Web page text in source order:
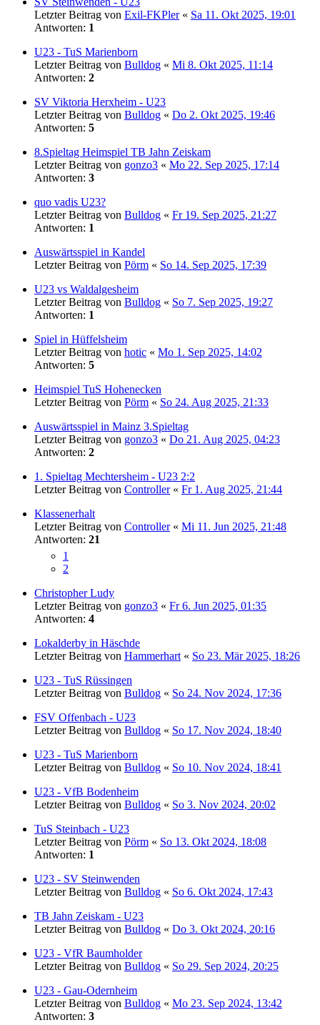
Letzter Beitrag von Exil-FKPler« Sa 11. Okt 2025, 19:01
Antworten: 1
U23 - TuS Marienborn
Letzter Beitrag von Bulldog « Mi 8. Okt 2025, 11:14
Antworten: 2
SV Viktoria Herxheim - U23
Letzter Beitrag von Bulldog « Do 2. Okt 2025, 19:46
Antworten: 5
8.Spieltag Heimspiel TB Jahn Zeiskam
Letzter Beitrag von gonzo3 « Mo 22. Sep 2025, 17:14
Antworten: 3
quo vadis U23?
Letzter Beitrag von Bulldog « Fr 19. Sep 2025, 21:27
Antworten: 1
Auswärtsspiel in Kandel
Letzter Beitrag von Pörm « So 14. Sep 2025, 17:39
U23 vs Waldalgesheim
Letzter Beitrag von Bulldog « So 7. Sep 2025, 19:27
Antworten: 1
Spiel in Hüffelsheim
Letzter Beitrag von hotic « Mo 1. Sep 2025, 14:02
Antworten: 5
Heimspiel TuS Hohenecken
Letzter Beitrag von Pörm « So 24. Aug 2025, 21:33
Auswärtsspiel in Mainz 3.Spieltag
Letzter Beitrag von gonzo3 « Do 21. Aug 2025, 04:23
Antworten: 2
1. Spieltag Mechtersheim - U23 2:2
Letzter Beitrag von Controller« Fr 1. Aug 2025, 21:44
Klassenerhalt
Letzter Beitrag von Controller« Mi 11. Jun 2025, 21:48
Antworten: 21
1
2
Christopher Ludy
Letzter Beitrag von gonzo3 « Fr 6. Jun 2025, 01:35
Antworten: 4
Lokalderby in Häschde
Letzter Beitrag von Hammerhart « So 23. Mär 2025, 18:26
U23 - TuS Rüssingen
Letzter Beitrag von Bulldog « So 24. Nov 2024, 17:36
FSV Offenbach - U23
Letzter Beitrag von Bulldog « So 17. Nov 2024, 18:40
U23 - TuS Marienborn
Letzter Beitrag von Bulldog « So 10. Nov 2024, 18:41
U23 - VfB Bodenheim
Letzter Beitrag von Bulldog « So 3. Nov 2024, 20:02
TuS Steinbach - U23
Letzter Beitrag von Pörm « So 13. Okt 2024, 18:08
Antworten: 1
U23 - SV Steinwenden
Letzter Beitrag von Bulldog « So 6. Okt 2024, 17:43
TB Jahn Zeiskam - U23
Letzter Beitrag von Bulldog « Do 3. Okt 2024, 20:16
U23 - VfR Baumholder
Letzter Beitrag von Bulldog « So 29. Sep 2024, 20:25
U23 - Gau-Odernheim
Letzter Beitrag von Bulldog « Mo 23. Sep 2024, 13:42
Antworten: 3